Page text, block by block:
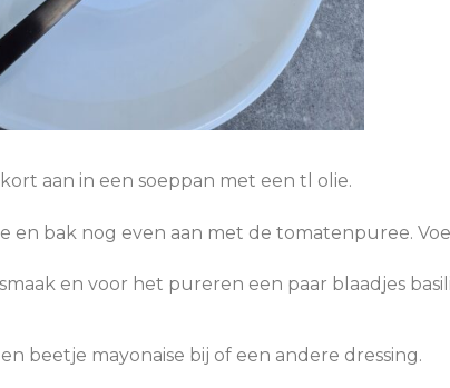
aan in een soeppan met een tl olie.
en bak nog even aan met de tomatenpuree.
en voor het pureren een paar blaadjes
beetje mayonaise bij of een andere dressing.